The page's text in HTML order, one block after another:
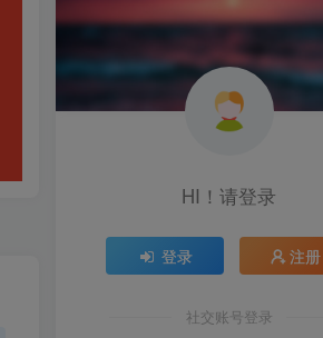
HI！请登录
登录 注册
社交账号登录